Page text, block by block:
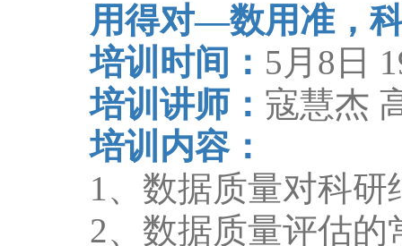
用得对—数用准，
培训时间： 5 月 8 日
培训讲师： 寇慧杰
培训内容：
1、数据质量对科
2、数据质量评估